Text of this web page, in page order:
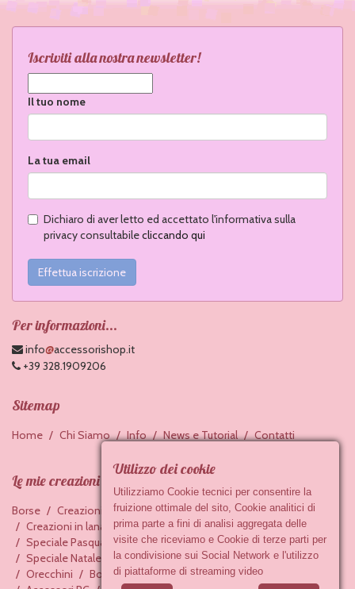
Iscriviti alla nostra newsletter!
Il tuo nome
La tua email
Dichiaro di aver letto ed accettato l'informativa sulla
privacy consultabilecliccando qui
Effettua iscrizione
Per informazioni...
info@accessorishop.it
+39 328.1909206
Sitemap
Home Chi Siamo Info News e Tutorial Contatti
Le mie creazioni
Borse Creazioni in feltro
Accessori in ceramica
Creazioni in lana cardata
Bracciali
Portachiavi
Speciale Pasqua
Baby
Creazioni ai ferri
Speciale Natale
Creazioni all'uncinetto
Collane
Orecchini
Bomboniere Cucito
Accessori casa
Utilizzo dei cookie
Utilizziamo Cookie tecnici per consentire la
fruizione ottimale del sito, Cookie analitici di
prima parte a fini di analisi aggregata delle
visite che riceviamo e Cookie di terze parti per
la condivisione sui Social Network e l'utilizzo
di piattaforme di streaming video